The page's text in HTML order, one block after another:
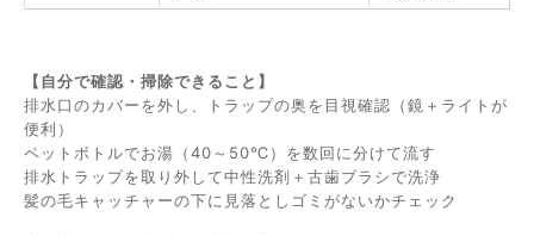
【自分で確認・掃除できること】
排水口のカバーを外し、トラップの奥を目視確認（鏡＋ライトが
便利）
ペットボトルでお湯（40～50℃）を数回に分けて流す
排水トラップを取り外して中性洗剤＋古歯ブラシで洗浄
髪の毛キャッチャーの下に見落としゴミがないかチェック